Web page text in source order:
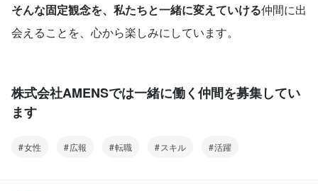
そんな固定観念を、私たちと一緒に変えていける仲間に出
会えることを、心から楽しみにしています。
株式会社AMENSでは一緒に働く仲間を募集してい
ます
女性 広報 転職 スキル 活躍